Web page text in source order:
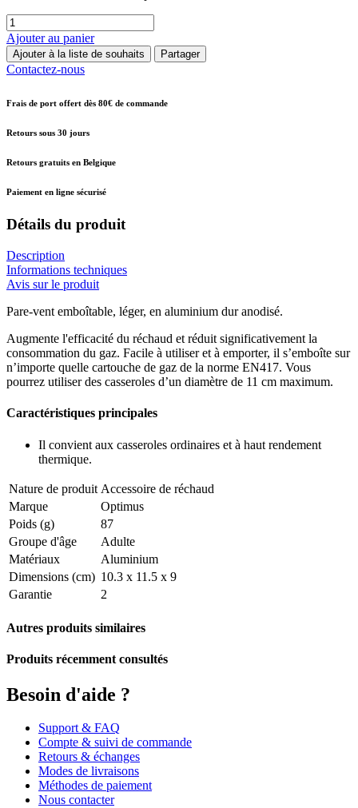
Ajouter au panier
Ajouter à la liste de souhaits Partager
Contactez-nous
Frais de port offert dès 80€ de commande
Retours sous 30 jours
Retours gratuits en Belgique
Paiement en ligne sécurisé
Détails du produit
Description
Informations techniques
Avis sur le produit
Pare-vent emboîtable, léger, en aluminium dur anodisé.
Augmente l'efficacité du réchaud et réduit significativement la
consommation du gaz. Facile à utiliser et à emporter, il s’emboîte sur
n’importe quelle cartouche de gaz de la norme EN417. Vous
pourrez utiliser des casseroles d’un diamètre de 11 cm maximum.
Caractéristiques principales
Il convient aux casseroles ordinaires et à haut rendement
thermique.
Nature de produit Accessoire de réchaud
Marque
Optimus
Poids (g)
87
Groupe d'âge
Adulte
Matériaux
Aluminium
Dimensions (cm) 10.3 x 11.5 x 9
Garantie
2
Autres produits similaires
Produits récemment consultés
Besoin d'aide ?
Support & FAQ
Compte & suivi de commande
Retours & échanges
Modes de livraisons
Méthodes de paiement
Nous contacter